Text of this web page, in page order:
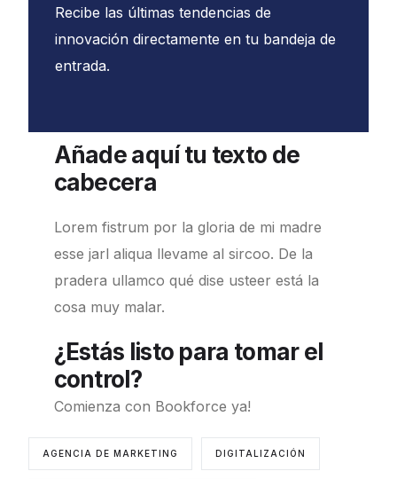
Recibe las últimas tendencias de
innovación directamente en tu bandeja de
entrada.
Añade aquí tu texto de
cabecera
Lorem fistrum por la gloria de mi madre
esse jarl aliqua llevame al sircoo. De la
pradera ullamco qué dise usteer está la
cosa muy malar.
¿Estás listo para tomar el
control?
Comienza con Bookforce ya!
AGENCIA DE MARKETING DIGITALIZACIÓN